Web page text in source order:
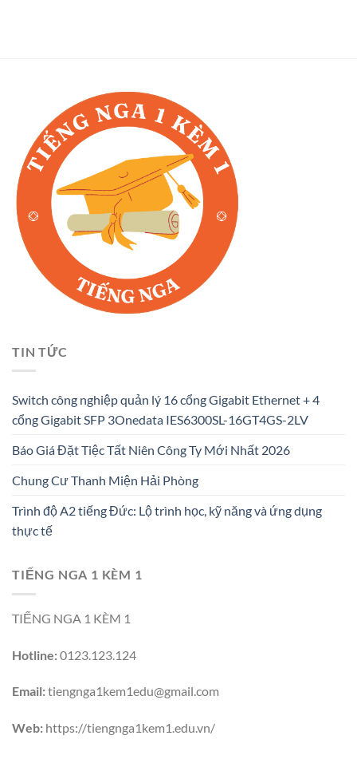
TIN TỨC
Switch công nghiệp quản lý 16 cổng Gigabit Ethernet + 4
cổng Gigabit SFP 3Onedata IES6300SL-16GT4GS-2LV
Báo Giá Đặt Tiệc Tất Niên Công Ty Mới Nhất 2026
Chung Cư Thanh Miện Hải Phòng
Trình độ A2 tiếng Đức: Lộ trình học, kỹ năng và ứng dụng
thực tế
TIẾNG NGA 1 KÈM 1
TIẾNG NGA 1 KÈM 1
Hotline:0123.123.124
Email:tiengnga1kem1edu@gmail.com
Web: https://tiengnga1kem1.edu.vn/